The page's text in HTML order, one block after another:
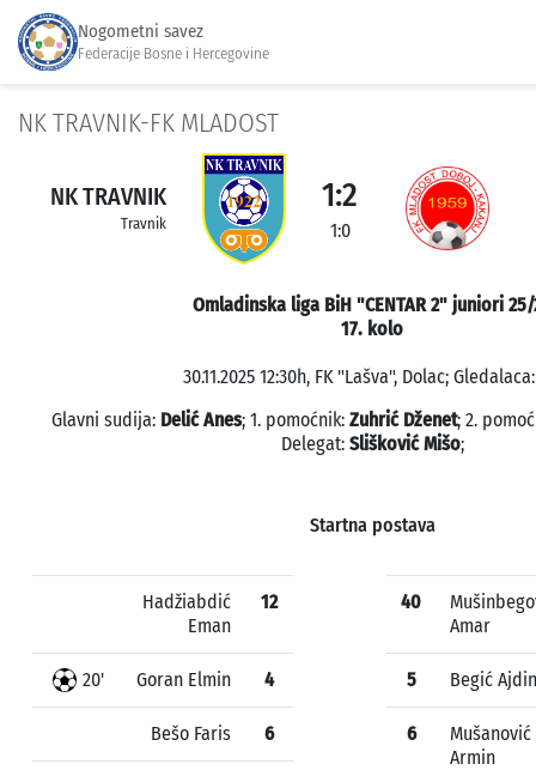
Nogometni savez
Federacije Bosne i Hercegovine
NK TRAVNIK-FK MLADOST
NK TRAVNIK
Travnik
1:2
1:0
Omladinska liga BiH "CENTAR 2" juniori
17. kolo
30.11.2025 12:30h, FK "Lašva", Dolac;
Glavni sudija: Delić Anes; 1. pomoćnik: Zuhrić Dženet; 2.
Delegat: Slišković Mišo;
Startna postava
Hadžiabdić
Eman
12
20' Goran Elmin 4
Bešo Faris 6
40
Amar
5 Begić Ajdin
6
Mušanović
Armin